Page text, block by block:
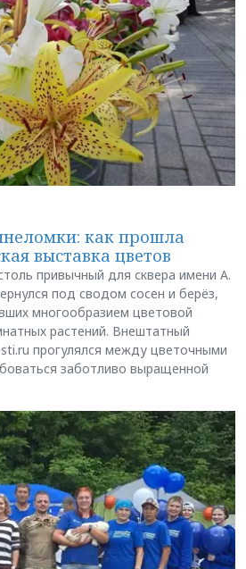
как прошла
выставка цветов
привычный для сквера имени А.
под сводом сосен и берёз,
многообразием цветовой
растений. Внештатный
прогулялся между цветочными
заботливо выращенной